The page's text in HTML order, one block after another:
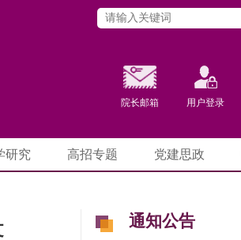
院长邮箱 用户登录
研究 高招专题 党建思政
通知公告